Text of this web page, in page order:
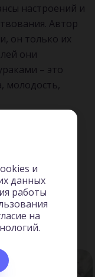
настроений и
Автор
он только их
они
– это
молодость,
и
данных
работы
на